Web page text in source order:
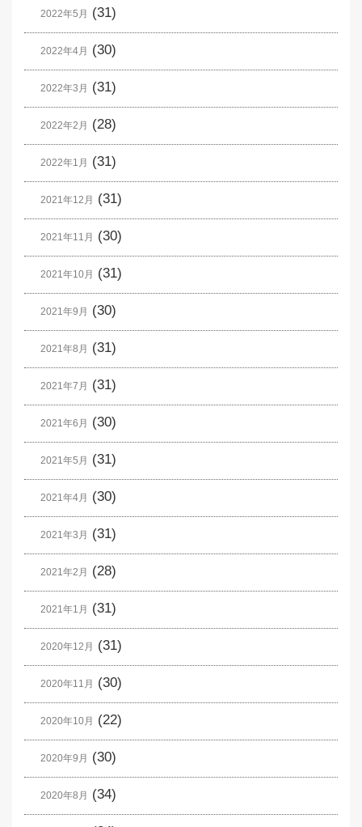
2022年5月 (31)
2022年4月 (30)
2022年3月 (31)
2022年2月 (28)
2022年1月 (31)
2021年12月 (31)
2021年11月 (30)
2021年10月 (31)
2021年9月 (30)
2021年8月 (31)
2021年7月 (31)
2021年6月 (30)
2021年5月 (31)
2021年4月 (30)
2021年3月 (31)
2021年2月 (28)
2021年1月 (31)
2020年12月 (31)
2020年11月 (30)
2020年10月 (22)
2020年9月 (30)
2020年8月 (34)